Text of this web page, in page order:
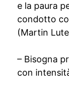
e la paura
condotto
(Martin
– Bisogna
con